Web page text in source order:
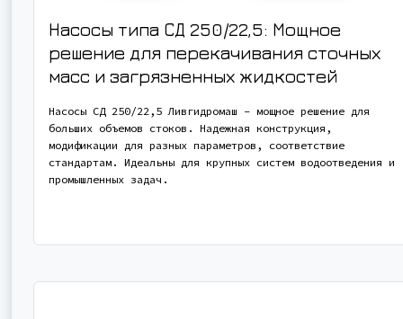
Насосы типа СД 250/22,5: Мощное
решение для перекачивания сточных
масс и загрязненных жидкостей
Насосы СД 250/22,5 Ливгидромаш – мощное решение для
больших объемов стоков. Надежная конструкция,
модификации для разных параметров, соответствие
стандартам. Идеальны для крупных систем водоотведения и
промышленных задач.